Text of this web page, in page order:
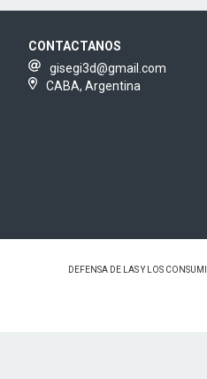
CONTACTANOS
gisegi3d@gmail.com
CABA, Argentina
DEFENSA DE LAS Y LOS